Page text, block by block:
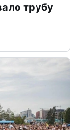
трубу